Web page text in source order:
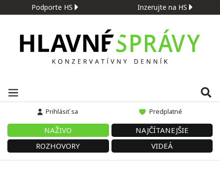
Podporte HS Inzerujte na HS
Prihlásiť sa Predplatné
NAŽIVO
NAJČÍTANEJŠIE
ROZHOVORY
VIDEÁ